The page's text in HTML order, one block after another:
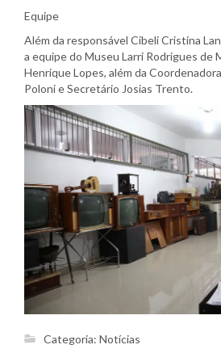
Equipe
Além da responsável Cibeli Cristina
a equipe do Museu Larri Rodrigues de
Henrique Lopes, além da
Poloni e Secretário Josias Trento.
Categoria: Notícias